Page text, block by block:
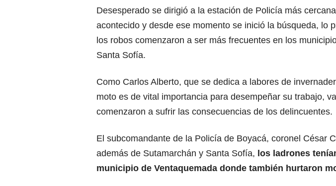
Desesperado se dirigió a la estación de Policía más
acontecido y desde ese momento se inició la búsqueda, lo
los robos comenzaron a ser más frecuentes en los
Santa Sofía.
Como Carlos Alberto, que se dedica a labores de
moto es de vital importancia para desempeñar su trabajo,
comenzaron a sufrir las consecuencias de los delincuentes.
El subcomandante de la Policía de Boyacá, coronel César
además de Sutamarchán y Santa Sofía, los ladrones
municipio de Ventaquemada donde también hurtaron